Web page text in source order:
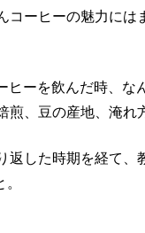
ーヒーの魅力には
ヒーを飲んだ時、な
、豆の産地、淹れ
返した時期を経て、